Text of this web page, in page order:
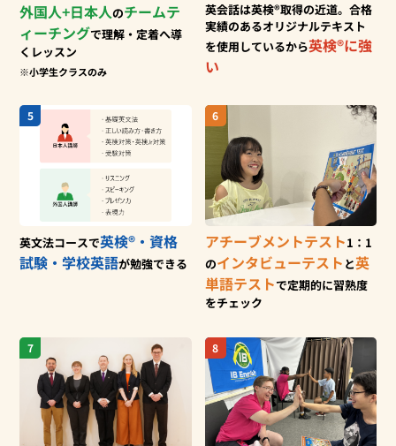
外国人+日本人のチームテ
ィーチングで理解・定着へ導
くレッスン
※小学生クラスのみ
英会話は英検®取得の近道。合格
実績のあるオリジナルテキスト
を使用しているから英検®に強
い
5
英文法コースで英検®・資格
試験・学校英語が勉強できる
6
アチーブメントテスト1：1
のインタビューテスト と英
単語テストで定期的に習熟度
をチェック
7 8